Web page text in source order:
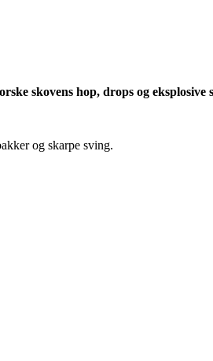
skovens hop, drops og eksplosive
og skarpe sving.